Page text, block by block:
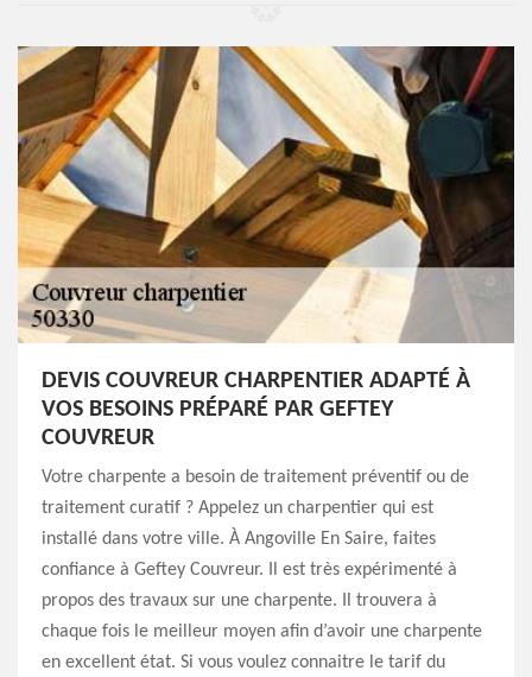
DEVIS COUVREUR CHARPENTIER ADAPTÉ À
VOS BESOINS PRÉPARÉ PAR GEFTEY
COUVREUR
Votre charpente a besoin de traitement préventif ou de
traitement curatif ? Appelez un charpentier qui est
installé dans votre ville. À Angoville En Saire, faites
confiance à Geftey Couvreur. Il est très expérimenté à
propos des travaux sur une charpente. Il trouvera à
chaque fois le meilleur moyen afin d’avoir une charpente
en excellent état. Si vous voulez connaitre le tarif du